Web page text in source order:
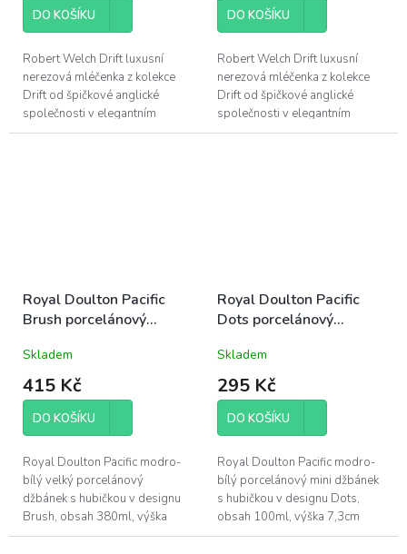
DO KOŠÍKU
Robert Welch Drift luxusní
nerezová mléčenka z kolekce
Drift od špičkové anglické
společnosti v elegantním
designu, obsah 150ml, průměr
DO KOŠÍKU
Robert Welch Drift luxusní
nerezová mléčenka z kolekce
Drift od špičkové anglické
společnosti v elegantním
designu, obsah 300ml, průměr
Royal Doulton Pacific
Brush porcelánový
380ml modro-bílý letní
mořský
Skladem
415 Kč
DO KOŠÍKU
Royal Doulton Pacific modro-
bílý velký porcelánový
džbánek s hubičkou v designu
Brush, obsah 380ml, výška
8,8cm
Royal Doulton Pacific
Dots porcelánový
100ml modro-bílý letní
mořský
Skladem
295 Kč
DO KOŠÍKU
Royal Doulton Pacific modro-
bílý porcelánový mini džbánek
s hubičkou v designu Dots,
obsah 100ml, výška 7,3cm